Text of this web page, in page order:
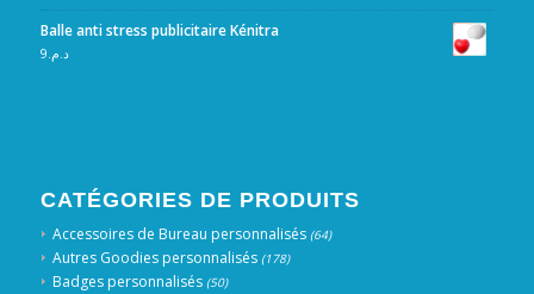
Balle anti stress publicitaire Kénitra
د.م.9
CATÉGORIES DE PRODUITS
Accessoires de Bureau personnalisés (64)
Autres Goodies personnalisés (178)
Badges personnalisés (50)